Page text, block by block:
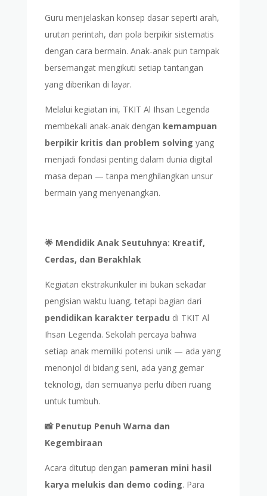
Guru menjelaskan konsep dasar seperti arah,
urutan perintah, dan pola berpikir sistematis
dengan cara bermain. Anak-anak pun tampak
bersemangat mengikuti setiap tantangan
yang diberikan di layar.
Melalui kegiatan ini, TKIT Al Ihsan Legenda
membekali anak-anak dengan kemampuan
berpikir kritis dan problem solving yang
menjadi fondasi penting dalam dunia digital
masa depan — tanpa menghilangkan unsur
bermain yang menyenangkan.
🌟 Mendidik Anak Seutuhnya: Kreatif,
Cerdas, dan Berakhlak
Kegiatan ekstrakurikuler ini bukan sekadar
pengisian waktu luang, tetapi bagian dari
pendidikan karakter terpadu di TKIT Al
Ihsan Legenda. Sekolah percaya bahwa
setiap anak memiliki potensi unik — ada yang
menonjol di bidang seni, ada yang gemar
teknologi, dan semuanya perlu diberi ruang
untuk tumbuh.
📸 Penutup Penuh Warna dan
Kegembiraan
Acara ditutup dengan pameran mini hasil
karya melukis dan demo coding. Para